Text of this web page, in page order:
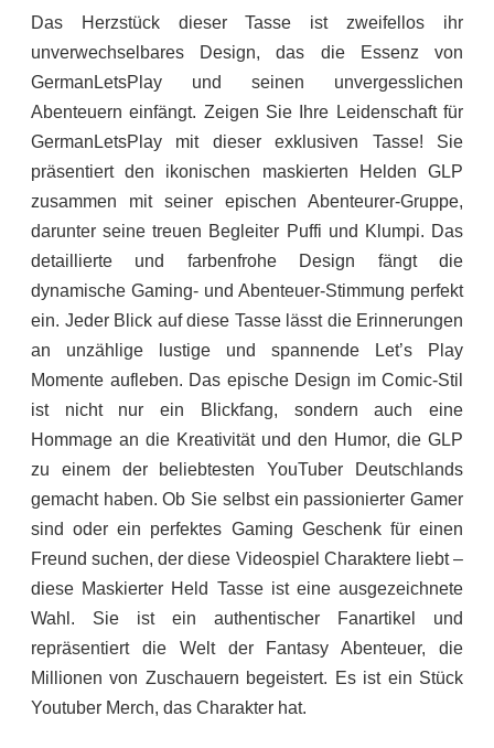
Das Herzstück dieser Tasse ist zweifellos ihr
unverwechselbares Design, das die Essenz von
GermanLetsPlay und seinen unvergesslichen
Abenteuern einfängt. Zeigen Sie Ihre Leidenschaft für
GermanLetsPlay mit dieser exklusiven Tasse! Sie
präsentiert den ikonischen maskierten Helden GLP
zusammen mit seiner epischen Abenteurer-Gruppe,
darunter seine treuen Begleiter Puffi und Klumpi. Das
detaillierte und farbenfrohe Design fängt die
dynamische Gaming- und Abenteuer-Stimmung perfekt
ein. Jeder Blick auf diese Tasse lässt die Erinnerungen
an unzählige lustige und spannende Let’s Play
Momente aufleben. Das epische Design im Comic-Stil
ist nicht nur ein Blickfang, sondern auch eine
Hommage an die Kreativität und den Humor, die GLP
zu einem der beliebtesten YouTuber Deutschlands
gemacht haben. Ob Sie selbst ein passionierter Gamer
sind oder ein perfektes Gaming Geschenk für einen
Freund suchen, der diese Videospiel Charaktere liebt –
diese Maskierter Held Tasse ist eine ausgezeichnete
Wahl. Sie ist ein authentischer Fanartikel und
repräsentiert die Welt der Fantasy Abenteuer, die
Millionen von Zuschauern begeistert. Es ist ein Stück
Youtuber Merch, das Charakter hat.